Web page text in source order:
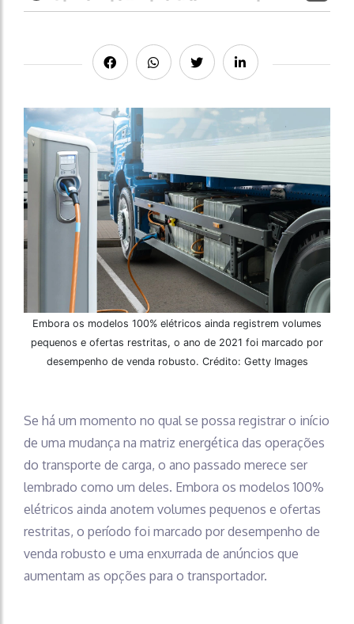
Embora os modelos 100% elétricos ainda registrem volumes
pequenos e ofertas restritas, o ano de 2021 foi marcado por
desempenho de venda robusto. Crédito: Getty Images
Se há um momento no qual se possa registrar o início
de uma mudança na matriz energética das operações
do transporte de carga, o ano passado merece ser
lembrado como um deles. Embora os modelos 100%
elétricos ainda anotem volumes pequenos e ofertas
restritas, o período foi marcado por desempenho de
venda robusto e uma enxurrada de anúncios que
aumentam as opções para o transportador.